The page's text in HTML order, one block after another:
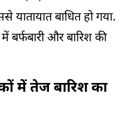
बाधित हो गया.
बर्फबारी और बारिश की
में तेज बारिश का